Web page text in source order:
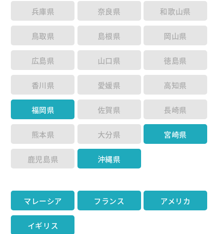
兵庫県 奈良県 和歌山県
鳥取県 島根県 岡山県
広島県 山口県 徳島県
香川県 愛媛県 高知県
福岡県 佐賀県 長崎県
熊本県 大分県 宮崎県
鹿児島県 沖縄県
マレーシア フランス アメリカ
イギリス